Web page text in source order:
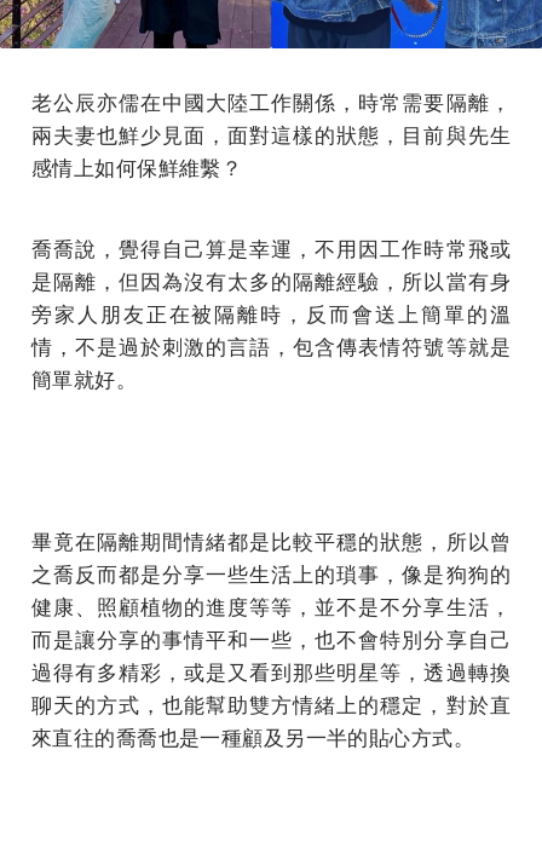
老公辰亦儒在中國大陸工作關係，時常需要隔離，
兩夫妻也鮮少見面，面對這樣的狀態，目前與先生
感情上如何保鮮維繫？
喬喬說，覺得自己算是幸運，不用因工作時常飛或
是隔離，但因為沒有太多的隔離經驗，所以當有身
旁家人朋友正在被隔離時，反而會送上簡單的溫
情，不是過於刺激的言語，包含傳表情符號等就是
簡單就好。
畢竟在隔離期間情緒都是比較平穩的狀態，所以曾
之喬反而都是分享一些生活上的瑣事，像是狗狗的
健康、照顧植物的進度等等，並不是不分享生活，
而是讓分享的事情平和一些，也不會特別分享自己
過得有多精彩，或是又看到那些明星等，透過轉換
聊天的方式，也能幫助雙方情緒上的穩定，對於直
來直往的喬喬也是一種顧及另一半的貼心方式。